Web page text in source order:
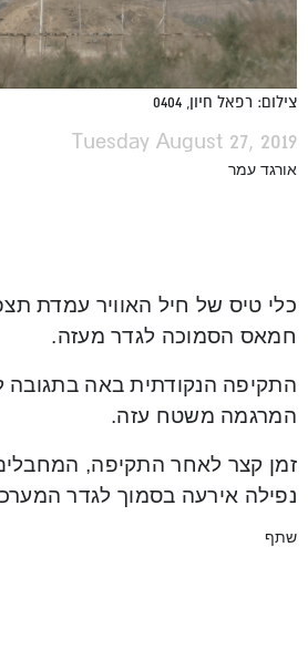
צילום: רפאל חיון, 0404
Tuesday August 27, 2019
אורגד עמר
כלי טיס של חיל האוויר עמדת
חמאס הסמוכה לגדר מעזה.
המרגמה משטח עזה.
זמן קצר לאחר התקיפה, המחבלים
נפילה אירעה בסמוך לגדר
שתף